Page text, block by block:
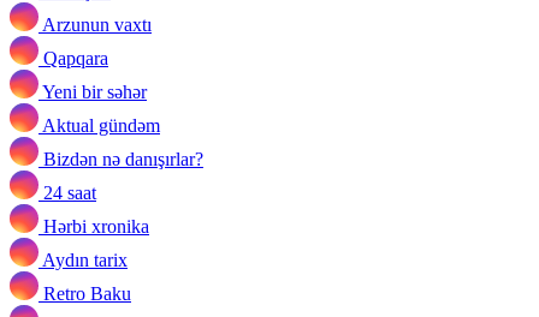
Arzunun vaxtı
Qapqara
Yeni bir səhər
Aktual gündəm
Bizdən nə danışırlar?
24 saat
Hərbi xronika
Aydın tarix
Retro Baku